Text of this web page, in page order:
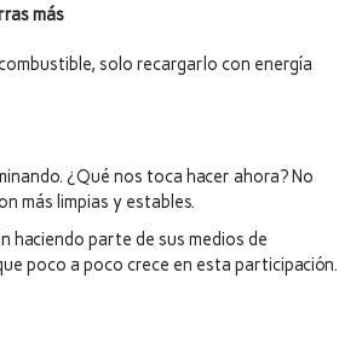
más
solo recargarlo con energía
¿Qué nos toca hacer ahora? No
más limpias y estables.
haciendo parte de sus medios de
poco a poco crece en esta participación.